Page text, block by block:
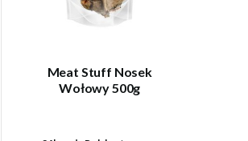
Meat Stuff Nosek
Wołowy 500g